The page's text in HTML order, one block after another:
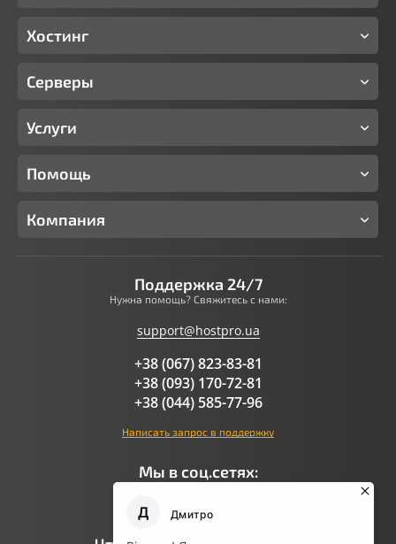
Хостинг
Серверы
Услуги
Помощь
Компания
Поддержка 24/7
Нужна помощь? Свяжитесь с нами:
support@hostpro.ua
+38 (067) 823-83-81
+38 (093) 170-72-81
+38 (044) 585-77-96
Написать запрос в поддержку
Мы в соц.сетях: